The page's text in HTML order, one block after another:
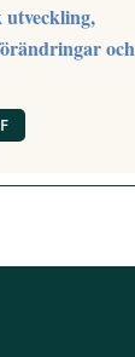
utveckling,
och